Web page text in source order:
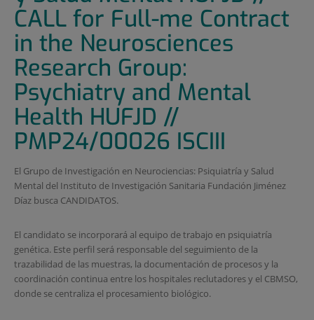
CALL for Full-me Contract
in the Neurosciences
Research Group:
Psychiatry and Mental
Health HUFJD //
PMP24/00026 ISCIII
El Grupo de Investigación en Neurociencias: Psiquiatría y Salud
Mental del Instituto de Investigación Sanitaria Fundación Jiménez
Díaz busca CANDIDATOS.
El candidato se incorporará al equipo de trabajo en psiquiatría
genética. Este perfil será responsable del seguimiento de la
trazabilidad de las muestras, la documentación de procesos y la
coordinación continua entre los hospitales reclutadores y el CBMSO,
donde se centraliza el procesamiento biológico.